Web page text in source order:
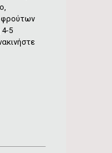
φρούτων
4-5